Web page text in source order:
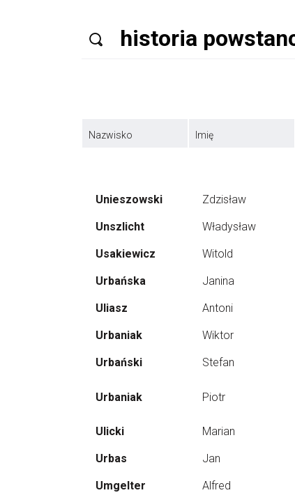
Nazwisko Imię
Unieszowski Zdzisław
Unszlicht Władysław
Usakiewicz Witold
Urbańska Janina
Uliasz Antoni
Urbaniak Wiktor
Urbański Stefan
Urbaniak Piotr
Ulicki Marian
Urbas Jan
Umgelter Alfred